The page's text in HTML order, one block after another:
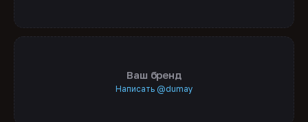
Ваш бренд
Написать @dumay